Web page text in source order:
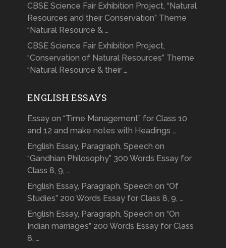
CBSE Science Fair Exhibition Project, “Natural
Resources and their Conservation” Theme
“Natural Resource & …
CBSE Science Fair Exhibition Project,
“Conservation of Natural Resources” Theme
“Natural Resource & their …
ENGLISH ESSAYS
Essay on “Time Management” for Class 10
and 12 and make notes with Headings …
English Essay, Paragraph, Speech on
“Gandhian Philosophy” 300 Words Essay for
Class 8, 9, …
English Essay, Paragraph, Speech on “Of
Studies” 200 Words Essay for Class 8, 9, …
English Essay, Paragraph, Speech on “On
Indian marriages” 200 Words Essay for Class
8, …